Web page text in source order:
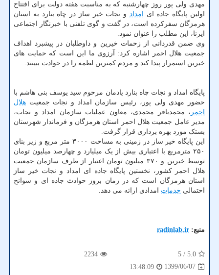
مهدی ولی پور روز چهارشنبه که به مناسبت هفته دولت برای افتتاح
اولین پایگاه جاده ای
امداد و نجات خیر ساز در چاه بنارد به استان
هرمزگان سفرکرده است، در گفت و گوی تلفنی با خبرنگار اجتماعی
ایرنا، این مطلب را عنوان نمود.
وی ضمن قدردانی از زحمات خیرین و داوطلبان در پیشبرد اهداف
جمعیت هلال احمر اشاره کرد: آرزوی ما این است که حمایت های
خیرین استمرار پیدا کند و مردم کمترین لطمه را در حوادث ببینند.
پایگاه امداد و نجات چاه بنارد یادمان مرحوم سید یوسف بنی هاشم با
حضور مهدی ولی پور، رئیس سازمان امداد و نجات جمعیت هلال
احمر ، محمدباقر محمدی، معاون عملیات سازمان امداد و نجات،
مدیر عامل جمعیت هلال احمر استان هرمزگان و فرماندار شهرستان
بستک مورد بهره برداری قرار گرفت.
این پایگاه خیر ساز در زمینی به مساحت ۳۰۰۰ متر مربع و زیر بنای
۲۵۰ مترمربع با اعتباری بیش از یک میلیارد و چهارصد میلیون تومان
توسط خیرین و ۳۷۰ میلیون تومان اعتبار از طرف سازمان جمعیت
هلال احمر کشور، نخستین پایگاه جاده ای امداد و نجات خیر ساز
استان هرمزگان است که در زمان بروز حوادث جاده ای و سوانح
احتمالی خدمات امدادی ارائه می دهد.
منبع: radinlab.ir
5.0
/ 5
2234
1399/06/07
13:48:09